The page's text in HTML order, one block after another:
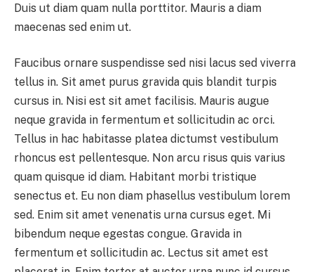
Duis ut diam quam nulla porttitor. Mauris a diam
maecenas sed enim ut.
Faucibus ornare suspendisse sed nisi lacus sed viverra
tellus in. Sit amet purus gravida quis blandit turpis
cursus in. Nisi est sit amet facilisis. Mauris augue
neque gravida in fermentum et sollicitudin ac orci.
Tellus in hac habitasse platea dictumst vestibulum
rhoncus est pellentesque. Non arcu risus quis varius
quam quisque id diam. Habitant morbi tristique
senectus et. Eu non diam phasellus vestibulum lorem
sed. Enim sit amet venenatis urna cursus eget. Mi
bibendum neque egestas congue. Gravida in
fermentum et sollicitudin ac. Lectus sit amet est